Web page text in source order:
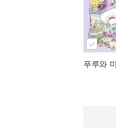
푸루와